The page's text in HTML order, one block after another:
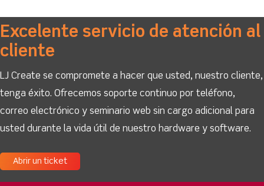
Excelente servicio de atención al
cliente
LJ Create se compromete a hacer que usted, nuestro cliente,
tenga éxito. Ofrecemos soporte continuo por teléfono,
correo electrónico y seminario web sin cargo adicional para
usted durante la vida útil de nuestro hardware y software.
Abrir un ticket